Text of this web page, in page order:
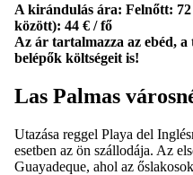
A kirándulás ára: Felnőtt:
között): 44 € / fő
Az ár tartalmazza az ebéd,
belépők költségeit is!
Las Palmas
Utazása reggel Playa del
esetben az ön szállodája. Az
Guayadeque, ahol az